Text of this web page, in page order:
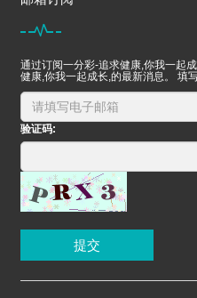
通过订阅一分彩-追求健康,你我一起
健康,你我一起成长,的最新消息。 填
验证码:
提交